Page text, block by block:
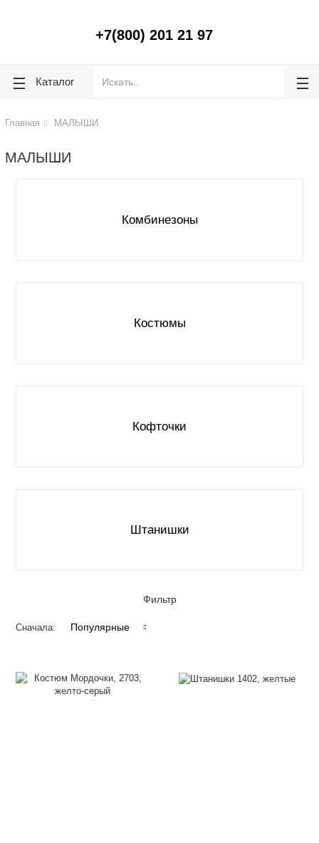
+7(800) 201 21 97
Каталог
Главная МАЛЫШИ
МАЛЫШИ
Комбинезоны
Костюмы
Кофточки
Штанишки
Фильтр
Сначала: Популярные